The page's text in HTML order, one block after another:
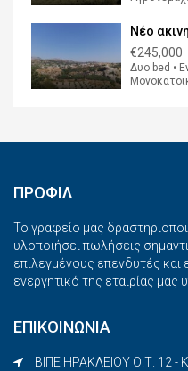
Νέο
€245,000
Δυο bed •
ΠΡΟΦΙΛ
Το γραφείο μας
υλοποιήσει πωλήσεις
επιλεγμένους επενδυτές
ενεργητικό της εταιρίας μας
ΕΠΙΚΟΙΝΩΝΙΑ
ΒΙΠΕ ΗΡΑΚΛΕΙΟΥ Ο.Τ. 12 -